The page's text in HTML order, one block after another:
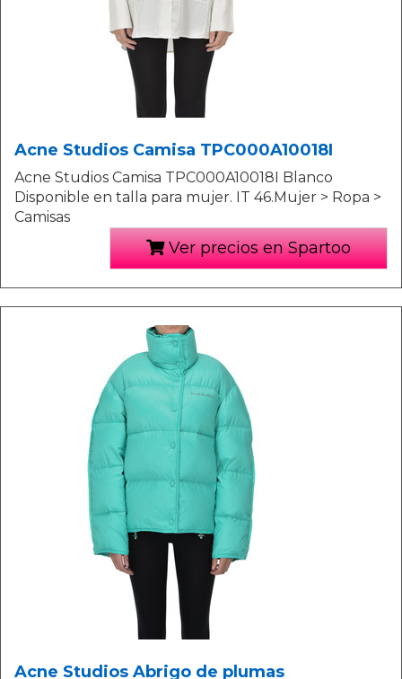
Acne Studios Camisa TPC000A10018I
Acne Studios Camisa TPC000A10018I Blanco
Disponible en talla para mujer. IT 46.Mujer > Ropa >
Camisas
Ver precios en Spartoo
Acne Studios Abrigo de plumas